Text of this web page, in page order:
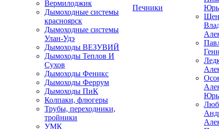
Вермилоджик
Дымоходные системы
красноярск
Дымоходные системы
Улан-Удэ
Дымоходы ВЕЗУВИЙ
Дымоходы Теплов И
Сухов
Дымоходы Феникс
Дымоходы Феррум
Дымоходы ПиК
Колпаки, флюгеры
Трубы, переходники,
тройники
УМК
Печники